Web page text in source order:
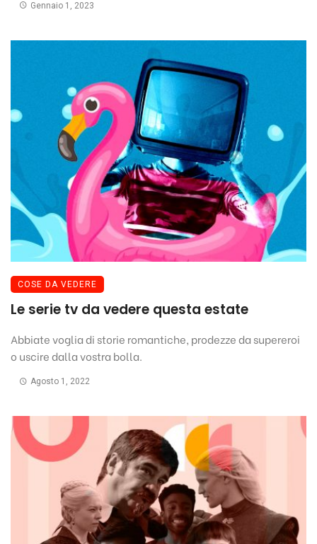
Gennaio 1, 2023
COSE DA VEDERE
Le serie tv da vedere questa estate
Abbiate voglia di storie romantiche, prodezze da supereroi
o uscire dalla vostra bolla.
Agosto 1, 2022